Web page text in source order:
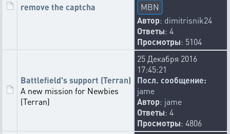
remove the captcha
MBN
Автор: dimitrisnik24
Ответы: 4
Просмотры: 5104
Battlefield's support (Terran)
A new mission for Newbies
(Terran)
25 Декабря 2016
17:45:21
Посл. сообщение:
jame
Автор: jame
Ответы: 4
Просмотры: 4806